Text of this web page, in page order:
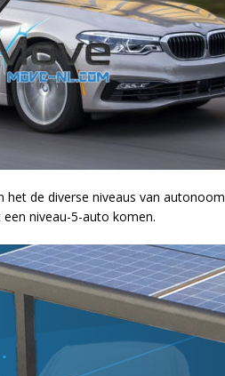
de diverse niveaus van
niveau-5-auto komen.